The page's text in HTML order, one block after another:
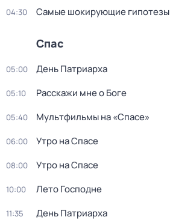
04:30 Самые шoкиpующие гипотезы
Спас
05:00 День Патриарха
05:10 Расскажи мне о Боге
05:40 Мультфильмы на «Спасе»
06:00 Утро на Спасе
08:00 Утро на Спасе
10:00 Лето Господне
11:35 День Патриарха